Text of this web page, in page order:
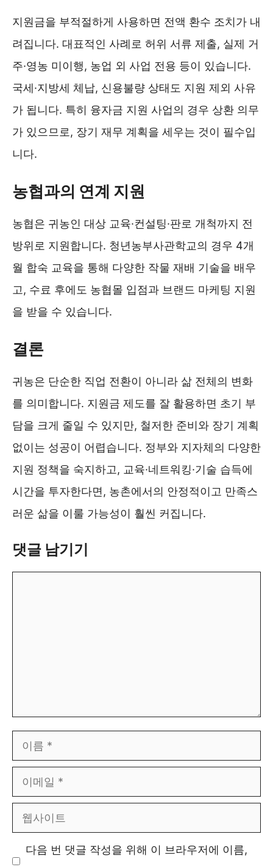
지원금을 부적절하게 사용하면 전액 환수 조치가 내
려집니다. 대표적인 사례로 허위 서류 제출, 실제 거
주·영농 미이행, 농업 외 사업 전용 등이 있습니다.
국세·지방세 체납, 신용불량 상태도 지원 제외 사유
가 됩니다. 특히 융자금 지원 사업의 경우 상환 의무
가 있으므로, 장기 재무 계획을 세우는 것이 필수입
니다.
농협과의 연계 지원
농협은 귀농인 대상 교육·컨설팅·판로 개척까지 전
방위로 지원합니다. 청년농부사관학교의 경우 4개
월 합숙 교육을 통해 다양한 작물 재배 기술을 배우
고, 수료 후에도 농협몰 입점과 브랜드 마케팅 지원
을 받을 수 있습니다.
결론
귀농은 단순한 직업 전환이 아니라 삶 전체의 변화
를 의미합니다. 지원금 제도를 잘 활용하면 초기 부
담을 크게 줄일 수 있지만, 철저한 준비와 장기 계획
없이는 성공이 어렵습니다. 정부와 지자체의 다양한
지원 정책을 숙지하고, 교육·네트워킹·기술 습득에
시간을 투자한다면, 농촌에서의 안정적이고 만족스
러운 삶을 이룰 가능성이 훨씬 커집니다.
댓글 남기기
름
메
사
이
다음 번 댓글 작성을 위해 이 브라우저에 이름,